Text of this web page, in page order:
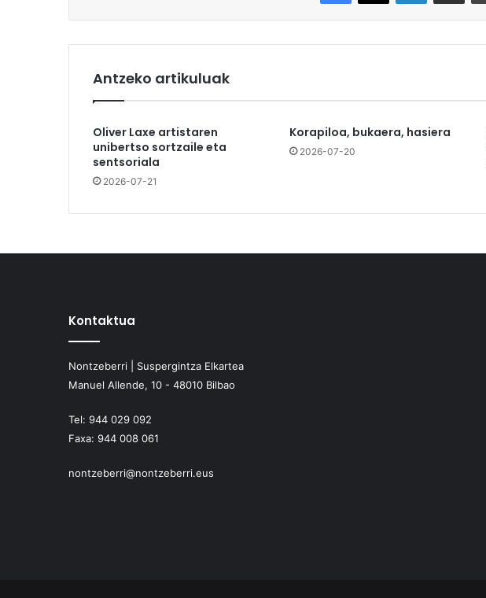
Antzeko artikuluak
Oliver Laxe artistaren
unibertso sortzaile eta
sentsoriala
2026-07-21
Korapiloa, bukaera, hasiera
2026-07-20
Kontaktua
Nontzeberri | Suspergintza Elkartea
Manuel Allende, 10 - 48010 Bilbao
Tel: 944 029 092
Faxa: 944 008 061
nontzeberri@nontzeberri.eus